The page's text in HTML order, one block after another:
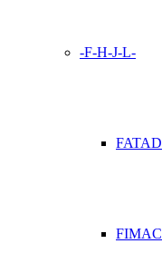
-F-H-J-L-
FATAD
FIMAC